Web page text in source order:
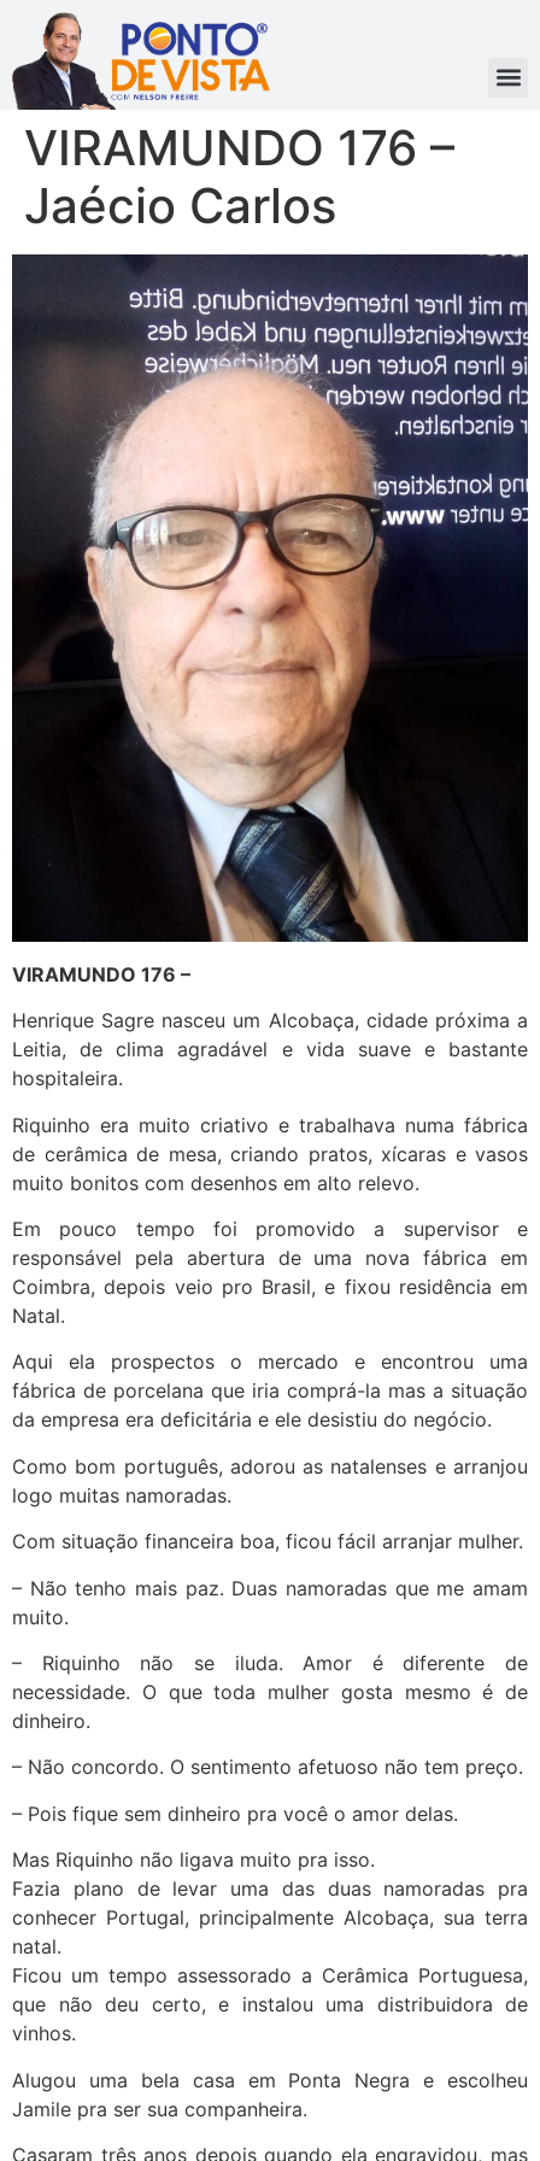
VIRAMUNDO 176 –
Jaécio Carlos
VIRAMUNDO 176 –
Henrique Sagre nasceu um Alcobaça, cidade próxima a
Leitia, de clima agradável e vida suave e bastante
hospitaleira.
Riquinho era muito criativo e trabalhava numa fábrica
de cerâmica de mesa, criando pratos, xícaras e vasos
muito bonitos com desenhos em alto relevo.
Em pouco tempo foi promovido a supervisor e
responsável pela abertura de uma nova fábrica em
Coimbra, depois veio pro Brasil, e fixou residência em
Natal.
Aqui ela prospectos o mercado e encontrou uma
fábrica de porcelana que iria comprá-la mas a situação
da empresa era deficitária e ele desistiu do negócio.
Como bom português, adorou as natalenses e arranjou
logo muitas namoradas.
Com situação financeira boa, ficou fácil arranjar mulher.
– Não tenho mais paz. Duas namoradas que me amam
muito.
– Riquinho não se iluda. Amor é diferente de
necessidade. O que toda mulher gosta mesmo é de
dinheiro.
– Não concordo. O sentimento afetuoso não tem preço.
– Pois fique sem dinheiro pra você o amor delas.
Mas Riquinho não ligava muito pra isso.
Fazia plano de levar uma das duas namoradas pra
conhecer Portugal, principalmente Alcobaça, sua terra
natal.
Ficou um tempo assessorado a Cerâmica Portuguesa,
que não deu certo, e instalou uma distribuidora de
vinhos.
Alugou uma bela casa em Ponta Negra e escolheu
Jamile pra ser sua companheira.
Casaram três anos depois quando ela engravidou, mas